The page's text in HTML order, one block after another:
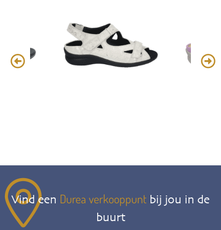
Vind een Durea verkooppunt bij jou in de
buurt